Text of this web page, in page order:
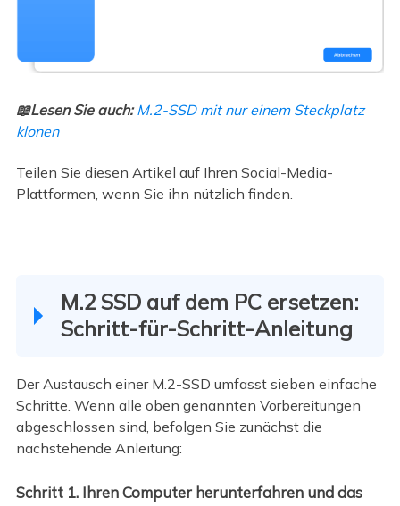
📖Lesen Sie auch: M.2-SSD mit nur einem Steckplatz
klonen
Teilen Sie diesen Artikel auf Ihren Social-Media-
Plattformen, wenn Sie ihn nützlich finden.
M.2 SSD auf dem PC ersetzen:
Schritt-für-Schritt-Anleitung
Der Austausch einer M.2-SSD umfasst sieben einfache
Schritte. Wenn alle oben genannten Vorbereitungen
abgeschlossen sind, befolgen Sie zunächst die
nachstehende Anleitung:
Schritt 1. Ihren Computer herunterfahren und das